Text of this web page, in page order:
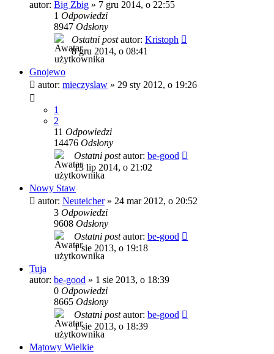
autor: Big Zbig » 7 gru 2014, o 22:55
1 Odpowiedzi
8947 Odsłony
Ostatni postautor: Kristoph
8 gru 2014, o 08:41
Gnojewo
autor: mieczyslaw » 29 sty 2012, o 19:26
1
2
11 Odpowiedzi
14476 Odsłony
Ostatni postautor: be-good
13 lip 2014, o 21:02
Nowy Staw
autor: Neuteicher» 24 mar 2012, o 20:52
3 Odpowiedzi
9608 Odsłony
Ostatni postautor: be-good
1 sie 2013, o 19:18
Tuja
autor: be-good » 1 sie 2013, o 18:39
0 Odpowiedzi
8665 Odsłony
Ostatni postautor: be-good
1 sie 2013, o 18:39
Mątowy Wielkie